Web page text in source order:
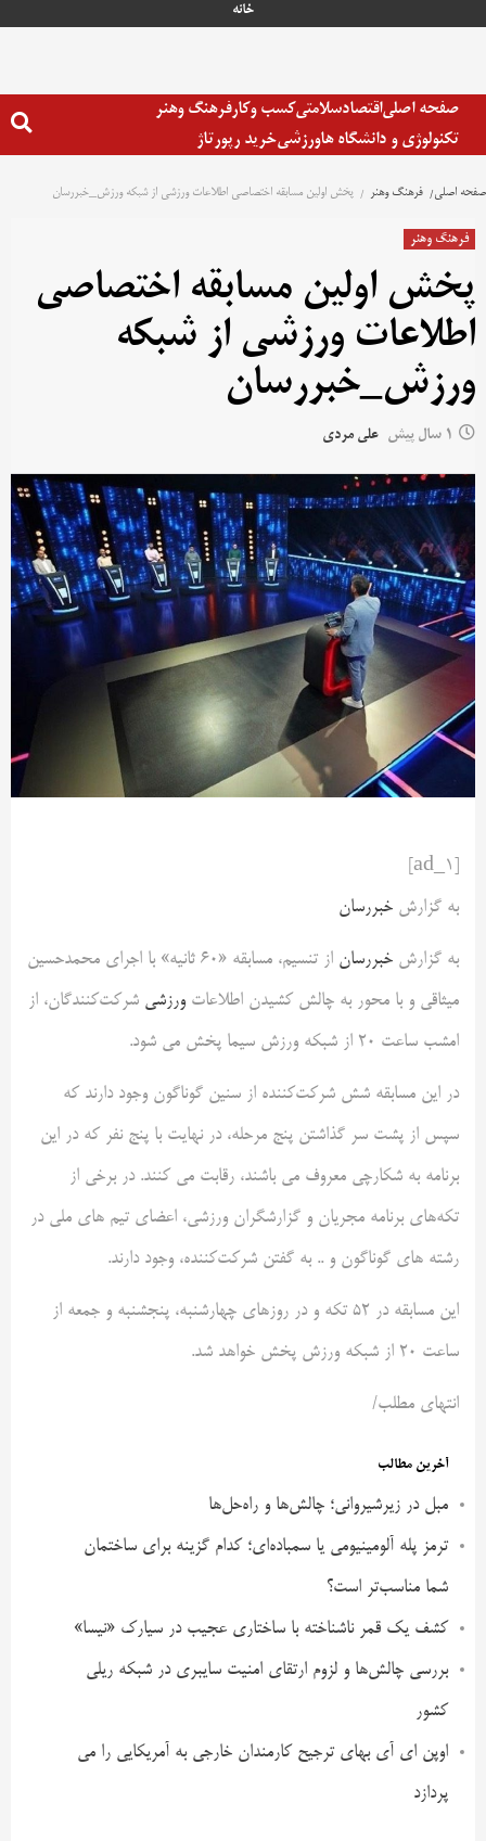
خانه
صفحه اصلیاقتصادسلامتیکسب وکارفرهنگ وهنر
تکنولوژی و دانشگاه هاورزشیخرید رپورتاژ
صفحه اصلی فرهنگ وهنر پخش اولین مسابقه اختصاصی اطلاعات ورزشی از شبکه ورزش_خبررسان
فرهنگ وهنر
پخش اولین مسابقه اختصاصی
اطلاعات ورزشی از شبکه
ورزش_خبررسان
1 سال پیش علی مردی
به گزارش خبررسان
به گزارش خبررسان
از تنسیم، مسابقه «60 ثانیه» با اجرای محمدحسین
میثاقی و با محور به چالش کشیدن اطلاعاتورزشی شرکت‌کنندگان، از
امشب ساعت 20 از شبکه ورزش سیما پخش می شود.
در این مسابقه شش شرکت‌کننده از سنین گوناگون وجود دارند که
سپس از پشت سر گذاشتن پنج مرحله، در نهایت با پنج نفر که در این
برنامه به شکارچی معروف می باشند، رقابت می کنند. در برخی از
تکه‌های برنامه مجریان و گزارشگران ورزشی، اعضای تیم های ملی در
رشته های گوناگون و ..‌ به گفتن شرکت‌کننده، وجود دارند.
این مسابقه در 52 تکه و در روزهای چهارشنبه، پنجشنبه و جمعه از
ساعت 20 از شبکه ورزش پخش خواهد شد.
انتهای مطلب/
آخرین مطالب
مبل در زیرشیروانی؛ چالش‌ها و راه‌حل‌ها
ترمز پله آلومینیومی یا سمباده‌ای؛ کدام گزینه برای ساختمان
شما مناسب‌تر است؟
کشف یک قمر ناشناخته با ساختاری عجیب در سیارک «نیسا»
بررسی چالش‌ها و لزوم ارتقای امنیت سایبری در شبکه ریلی
کشور
اوپن ای آی بهای ترجیح کارمندان خارجی به آمریکایی را می
پردازد